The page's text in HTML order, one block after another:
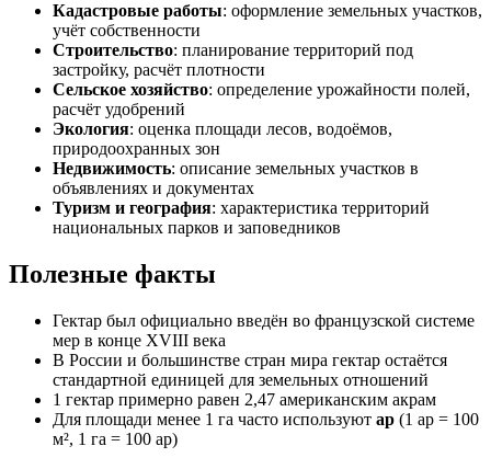
Кадастровые работы: оформление земельных участков,
учёт собственности
Строительство: планирование территорий под
застройку, расчёт плотности
Сельское хозяйство: определение урожайности полей,
расчёт удобрений
Экология: оценка площади лесов, водоёмов,
природоохранных зон
Недвижимость: описание земельных участков в
объявлениях и документах
Туризм и география: характеристика территорий
национальных парков и заповедников
Полезные факты
Гектар был официально введён во французской системе
мер в конце XVIII века
В России и большинстве стран мира гектар остаётся
стандартной единицей для земельных отношений
1 гектар примерно равен 2,47 американским акрам
Для площади менее 1 га часто используют ар (1 ар = 100
м², 1 га = 100 ар)